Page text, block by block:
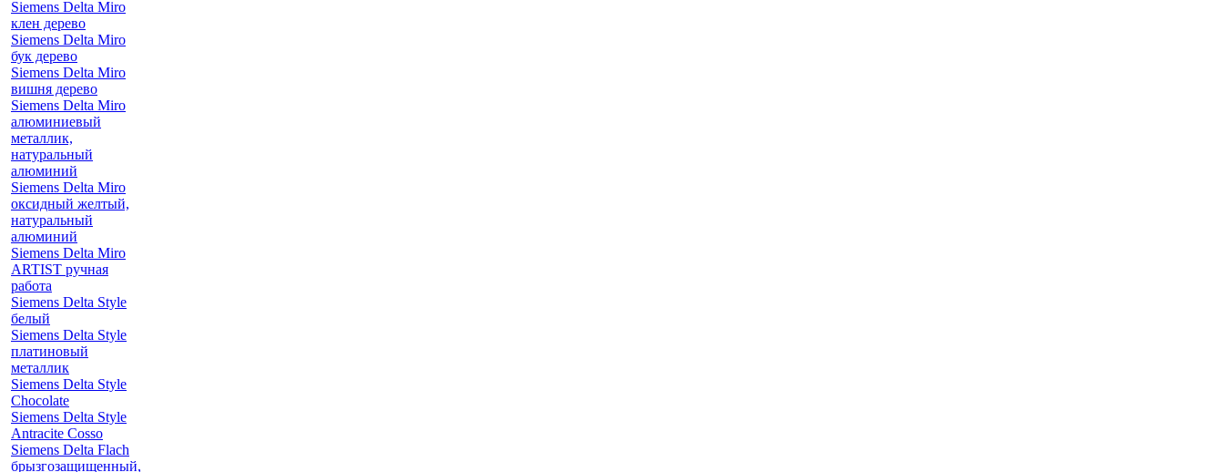
Siemens Delta Miro
клен дерево
Siemens Delta Miro
бук дерево
Siemens Delta Miro
вишня дерево
Siemens Delta Miro
алюминиевый
металлик,
натуральный
алюминий
Siemens Delta Miro
оксидный желтый,
натуральный
алюминий
Siemens Delta Miro
ARTIST ручная
работа
Siemens Delta Style
белый
Siemens Delta Style
платиновый
металлик
Siemens Delta Style
Chocolate
Siemens Delta Style
Antracite Cosso
Siemens Delta Flach
брызгозащищенный,